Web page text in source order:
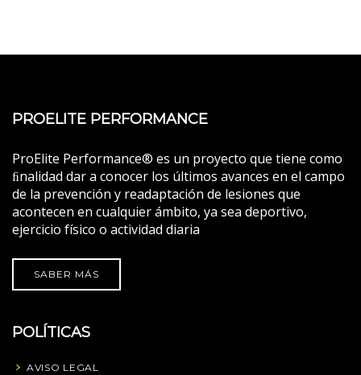
PROELITE PERFORMANCE
ProElite Performance® es un proyecto que tiene como
ﬁnalidad dar a conocer los últimos avances en el campo
de la prevención y readaptación de lesiones que
acontecen en cualquier ámbito, ya sea deportivo,
ejercicio físico o actividad diaria
SABER MÁS
POLÍTICAS
AVISO LEGAL